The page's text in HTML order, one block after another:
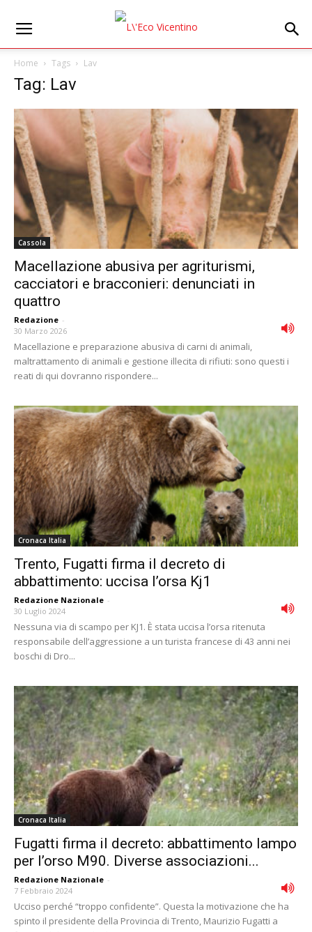
Home Tags Lav
Tag: Lav
Cassola
Macellazione abusiva per agriturismi,
cacciatori e bracconieri: denunciati in
quattro
Redazione -
30 Marzo 2026
Macellazione e preparazione abusiva di carni di animali,
maltrattamento di animali e gestione illecita di rifiuti: sono questi i
reati di qui dovranno rispondere...
Cronaca Italia
Trento, Fugatti firma il decreto di
abbattimento: uccisa l’orsa Kj1
Redazione Nazionale -
30 Luglio 2024
Nessuna via di scampo per KJ1. È stata uccisa l’orsa ritenuta
responsabile dell’aggressione a un turista francese di 43 anni nei
boschi di Dro...
Cronaca Italia
Fugatti firma il decreto: abbattimento lampo
per l’orso M90. Diverse associazioni...
Redazione Nazionale -
7 Febbraio 2024
Ucciso perché “troppo confidente”. Questa la motivazione che ha
spinto il presidente della Provincia di Trento, Maurizio Fugatti a